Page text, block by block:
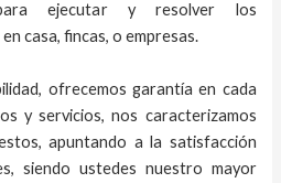
ejecutar y resolver los
casa, fincas, o empresas.
ofrecemos garantía en cada
y servicios, nos caracterizamos
apuntando a la satisfacción
siendo ustedes nuestro mayor